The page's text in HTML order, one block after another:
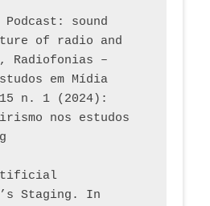
Podcast: sound
of radio and
Radiofonias –
em Mídia
n. 1 (2024):
nos estudos
Staging. In